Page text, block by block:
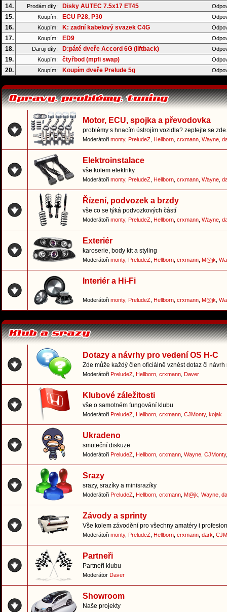
14. Prodám díly: Disky AUTEC 7.5x17 ET45
15. Koupím: ECU P28, P30
16. Koupím: K: zadní kabelový svazek C4G
17. Koupím: ED9
18. Daruji díly: D:páté dveře Accord 6G (liftback)
19. Koupím: čtyřbod (mpfi swap)
20. Koupím: Koupím dveře Prelude 5g
Motor, ECU, spojka a převodovka
problémy s hnacím ústrojím vozidla? zeptejte se
Moderátoři monty, PreludeZ Hellborn crxmann Wayne
Elektroinstalace
vše kolem elektriky
Moderátoři monty, PreludeZ Hellborn crxmann Wayne
Řízení, podvozek a brzdy
vše co se týká podvozkových částí
Moderátoři monty, PreludeZ Hellborn crxmann Wayne
Exteriér
karoserie, body kit a styling
Moderátoři monty, PreludeZ Hellborn crxmann M@jk
Interiér a Hi-Fi
Moderátoři monty, PreludeZ Hellborn crxmann M@jk
Dotazy a návrhy pro vedení OS H-C
Zde může každý člen oficiálně vznést dotaz či
Moderátoři PreludeZ Hellborn crxmann Daver
Klubové záležitosti
vše o samotném fungování klubu
Moderátoři PreludeZ Hellborn crxmann CJMonty, kojak
Ukradeno
smuteční diskuze
Moderátoři PreludeZ Hellborn crxmann Wayne CJMonty
Srazy
srazy, srazíky a minisrazíky
Moderátoři PreludeZ Hellborn crxmann M@jk Wayne
Závody a sprinty
Vše kolem závodění pro všechny amatéry i
Moderátoři monty, PreludeZ Hellborn crxmann dark
Partneři
Partneři klubu
Moderátor Daver
Showroom
Naše projekty